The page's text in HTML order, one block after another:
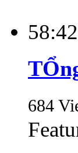
58:42
684